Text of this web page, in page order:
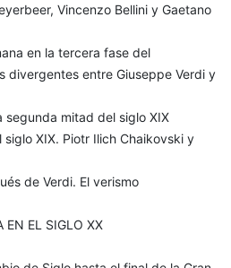
Vincenzo Bellini y Gaetano
en la tercera fase del
divergentes entre Giuseppe Verdi y
segunda mitad del siglo XIX
siglo XIX. Piotr Ilich Chaikovski y
de Verdi. El verismo
EN EL SIGLO XX